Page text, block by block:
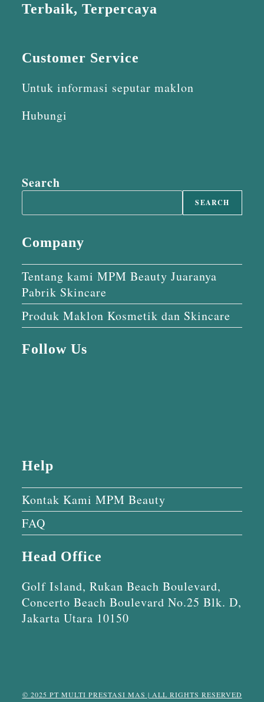
Terbaik, Terpercaya
Customer Service
Untuk informasi seputar maklon
Hubungi
Search
SEARCH
Company
Tentang kami MPM Beauty Juaranya
Pabrik Skincare
Produk Maklon Kosmetik dan Skincare
Follow Us
Help
Kontak Kami MPM Beauty
FAQ
Head Office
Golf Island, Rukan Beach Boulevard,
Concerto Beach Boulevard No.25 Blk. D,
Jakarta Utara 10150
© 2025 PT MULTI PRESTASI MAS | ALL RIGHTS RESERVED